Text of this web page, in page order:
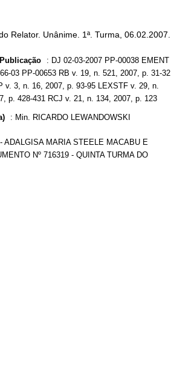
Relator. Unânime. 1ª. Turma, 06.02.2007.
: DJ 02-03-2007 PP-00038 EMENT
03 PP-00653 RB v. 19, n. 521, 2007, p. 31-32
v. 3, n. 16, 2007, p. 93-95 LEXSTF v. 29, n.
p. 428-431 RCJ v. 21, n. 134, 2007, p. 123
: Min. RICARDO LEWANDOWSKI
ADALGISA MARIA STEELE MACABU E
Nº 716319 - QUINTA TURMA DO